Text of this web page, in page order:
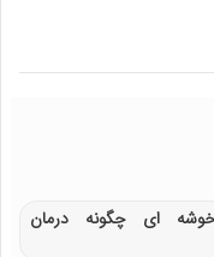
ای چگونه درمان